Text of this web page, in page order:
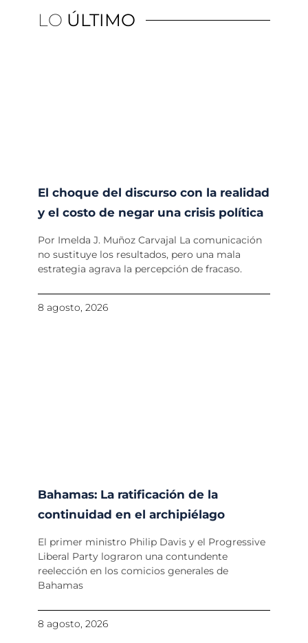
LO ÚLTIMO
El choque del discurso con la realidad
y el costo de negar una crisis política
Por Imelda J. Muñoz Carvajal La comunicación
no sustituye los resultados, pero una mala
estrategia agrava la percepción de fracaso.
8 agosto, 2026
Bahamas: La ratificación de la
continuidad en el archipiélago
El primer ministro Philip Davis y el Progressive
Liberal Party lograron una contundente
reelección en los comicios generales de
Bahamas
8 agosto, 2026